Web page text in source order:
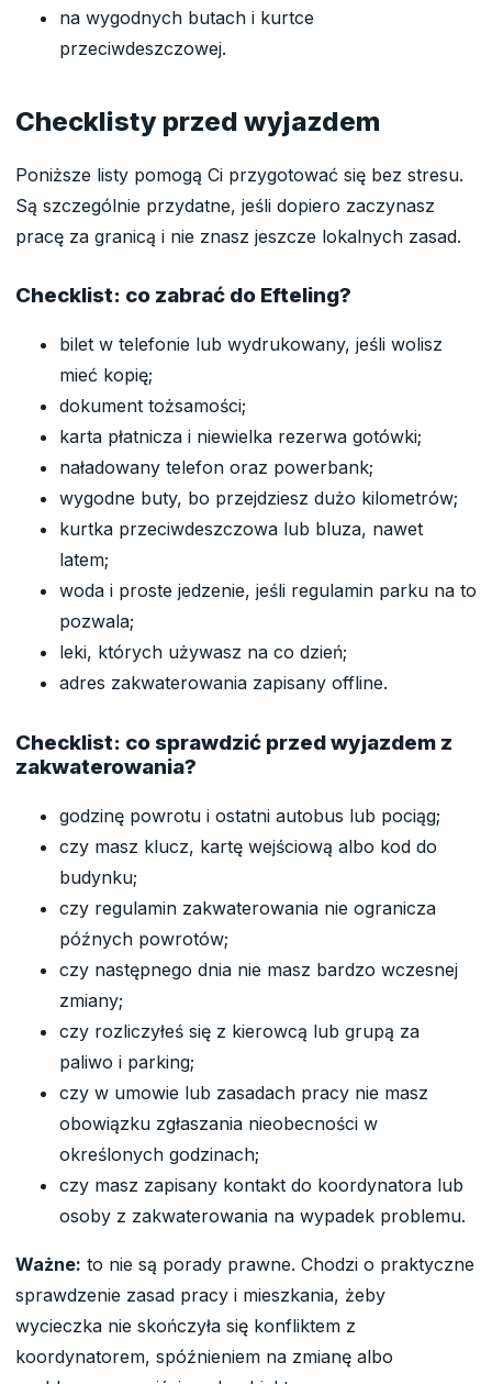
na wygodnych butach i kurtce
przeciwdeszczowej.
Checklisty przed wyjazdem
Poniższe listy pomogą Ci przygotować się bez stresu.
Są szczególnie przydatne, jeśli dopiero zaczynasz
pracę za granicą i nie znasz jeszcze lokalnych zasad.
Checklist: co zabrać do Efteling?
bilet w telefonie lub wydrukowany, jeśli wolisz
mieć kopię;
dokument tożsamości;
karta płatnicza i niewielka rezerwa gotówki;
naładowany telefon oraz powerbank;
wygodne buty, bo przejdziesz dużo kilometrów;
kurtka przeciwdeszczowa lub bluza, nawet
latem;
woda i proste jedzenie, jeśli regulamin parku na to
pozwala;
leki, których używasz na co dzień;
adres zakwaterowania zapisany offline.
Checklist: co sprawdzić przed wyjazdem z
zakwaterowania?
godzinę powrotu i ostatni autobus lub pociąg;
czy masz klucz, kartę wejściową albo kod do
budynku;
czy regulamin zakwaterowania nie ogranicza
późnych powrotów;
czy następnego dnia nie masz bardzo wczesnej
zmiany;
czy rozliczyłeś się z kierowcą lub grupą za
paliwo i parking;
czy w umowie lub zasadach pracy nie masz
obowiązku zgłaszania nieobecności w
określonych godzinach;
czy masz zapisany kontakt do koordynatora lub
osoby z zakwaterowania na wypadek problemu.
Ważne: to nie są porady prawne. Chodzi o praktyczne
sprawdzenie zasad pracy i mieszkania, żeby
wycieczka nie skończyła się konfliktem z
koordynatorem, spóźnieniem na zmianę albo